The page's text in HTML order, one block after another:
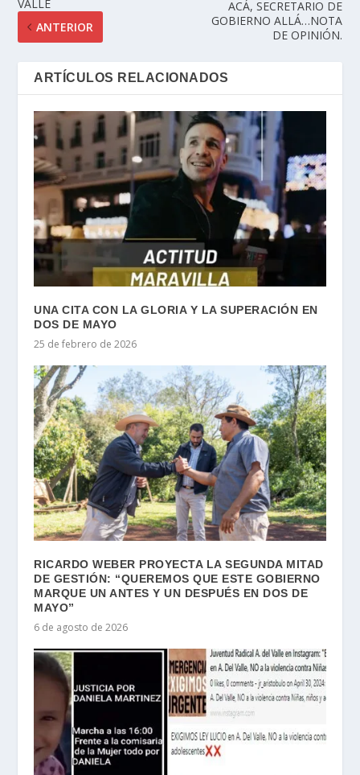
VALLE
ANTERIOR
ACÁ, SECRETARIO DE
GOBIERNO ALLÁ…NOTA
DE OPINIÓN.
ARTÍCULOS RELACIONADOS
UNA CITA CON LA GLORIA Y LA SUPERACIÓN EN
DOS DE MAYO
25 de febrero de 2026
RICARDO WEBER PROYECTA LA SEGUNDA MITAD
DE GESTIÓN: “QUEREMOS QUE ESTE GOBIERNO
MARQUE UN ANTES Y UN DESPUÉS EN DOS DE
MAYO”
6 de agosto de 2026